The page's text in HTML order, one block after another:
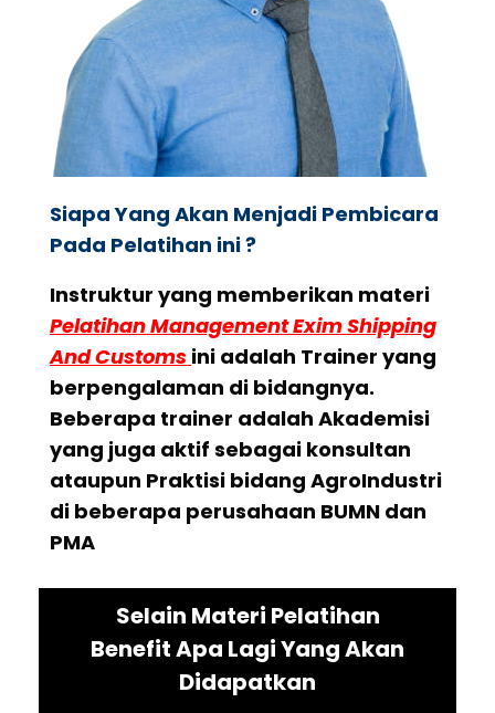
Siapa Yang Akan Menjadi Pembicara
Pada Pelatihan ini ?
Instruktur yang memberikan materi
Pelatihan Management Exim Shipping
And Customs ini adalah Trainer yang
berpengalaman di bidangnya.
Beberapa trainer adalah Akademisi
yang juga aktif sebagai konsultan
ataupun Praktisi bidang AgroIndustri
di beberapa perusahaan BUMN dan
PMA
Selain Materi Pelatihan
Benefit Apa Lagi Yang Akan
Didapatkan